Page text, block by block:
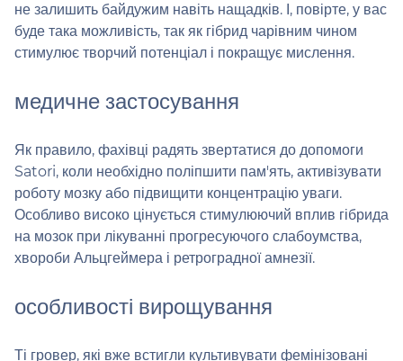
не залишить байдужим навіть нащадків. І, повірте, у вас
буде така можливість, так як гібрид чарівним чином
стимулює творчий потенціал і покращує мислення.
медичне застосування
Як правило, фахівці радять звертатися до допомоги
Satori, коли необхідно поліпшити пам'ять, активізувати
роботу мозку або підвищити концентрацію уваги.
Особливо високо цінується стимулюючий вплив гібрида
на мозок при лікуванні прогресуючого слабоумства,
хвороби Альцгеймера і ретроградної амнезії.
особливості вирощування
Ті гровер, які вже встигли культивувати фемінізовані